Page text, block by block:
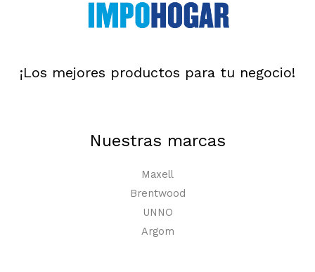
¡Los mejores productos para tu negocio!
Nuestras marcas
Maxell
Brentwood
UNNO
Argom